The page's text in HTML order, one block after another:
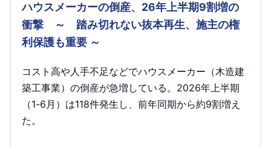
ハウスメーカーの倒産、26年上半期9割増の
衝撃 ～ 踏み切れない抜本再生、施主の権
利保護も重要 ～
コスト高や人手不足などでハウスメーカー（木造建
築工事業）の倒産が急増している。2026年上半期
（1-6月）は118件発生し、前年同期から約9割増え
た。